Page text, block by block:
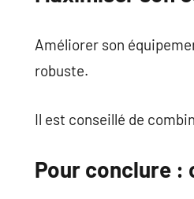
Améliorer son
robuste.
Il est conseillé de
Pour conclure :